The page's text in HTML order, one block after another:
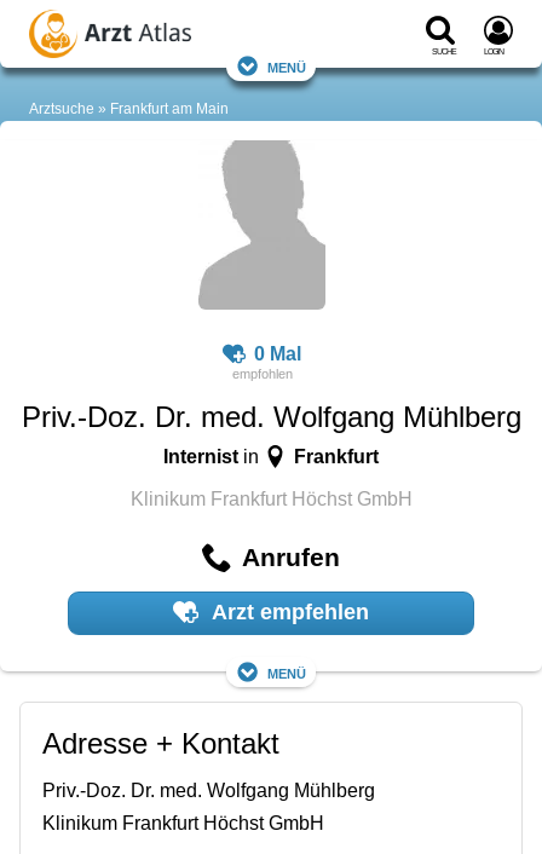
Suche Login
Menü
Arztsuche Frankfurt am Main
0 Mal
Priv.-Doz. Dr. med. Wolfgang Mühlberg
Internistin Frankfurt
Klinikum Frankfurt Höchst GmbH
Anrufen
Arzt empfehlen
Menü
Adresse + Kontakt
Priv.-Doz. Dr. med. Wolfgang Mühlberg
Klinikum Frankfurt Höchst GmbH